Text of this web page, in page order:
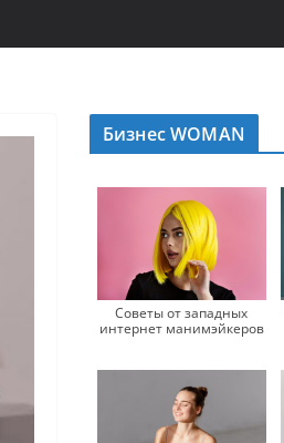
Бизнес WOMAN
Советы от западных
интернет манимэйкеров